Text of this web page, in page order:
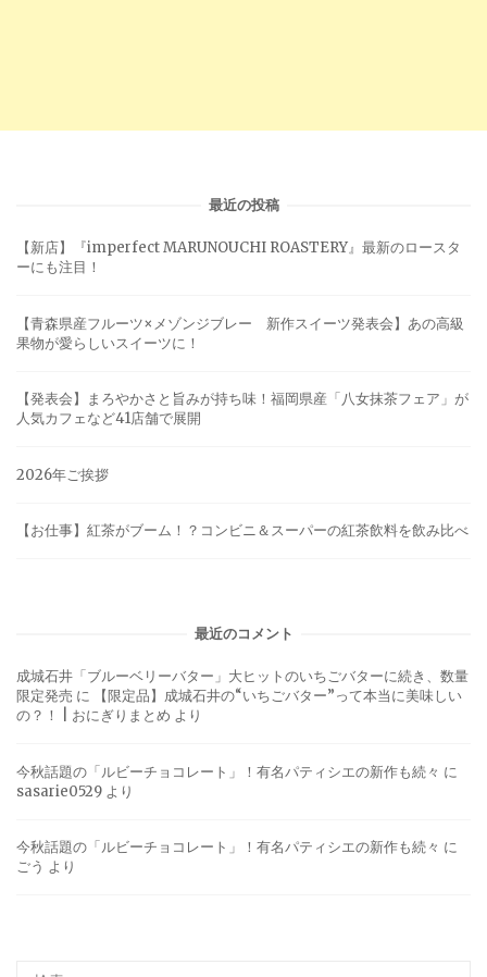
最近の投稿
【新店】『imperfect MARUNOUCHI ROASTERY』最新のロースタ
ーにも注目！
【青森県産フルーツ×メゾンジブレー 新作スイーツ発表会】あの高級
果物が愛らしいスイーツに！
【発表会】まろやかさと旨みが持ち味！福岡県産「八女抹茶フェア」が
人気カフェなど41店舗で展開
2026年ご挨拶
【お仕事】紅茶がブーム！？コンビニ＆スーパーの紅茶飲料を飲み比べ
最近のコメント
成城石井「ブルーベリーバター」大ヒットのいちごバターに続き、数量
限定発売 に
【限定品】成城石井の“いちごバター”って本当に美味しい
の？！ | おにぎりまとめ より
今秋話題の「ルビーチョコレート」！有名パティシエの新作も続々 に
sasarie0529 より
今秋話題の「ルビーチョコレート」！有名パティシエの新作も続々 に
ごう より